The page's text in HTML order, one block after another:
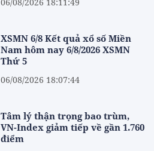
XSMN 6/8 Kết quả xổ số Miền
Nam hôm nay 6/8/2026 XSMN
Thứ 5
06/08/2026 18:07:44
Tâm lý thận trọng bao trùm,
VN-Index giảm tiếp về gần 1.760
điểm